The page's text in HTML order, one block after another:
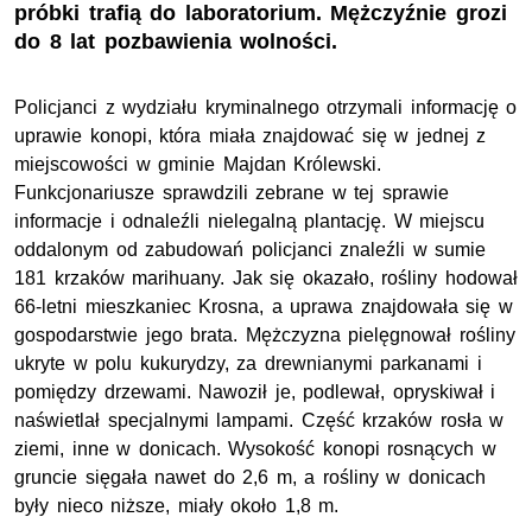
próbki trafią do laboratorium. Mężczyźnie grozi
do 8 lat pozbawienia wolności.
Policjanci z wydziału kryminalnego otrzymali informację o
uprawie konopi, która miała znajdować się w jednej z
miejscowości w gminie Majdan Królewski.
Funkcjonariusze sprawdzili zebrane w tej sprawie
informacje i odnaleźli nielegalną plantację. W miejscu
oddalonym od zabudowań policjanci znaleźli w sumie
181 krzaków marihuany. Jak się okazało, rośliny hodował
66-letni mieszkaniec Krosna, a uprawa znajdowała się w
gospodarstwie jego brata. Mężczyzna pielęgnował rośliny
ukryte w polu kukurydzy, za drewnianymi parkanami i
pomiędzy drzewami. Nawoził je, podlewał, opryskiwał i
naświetlał specjalnymi lampami. Część krzaków rosła w
ziemi, inne w donicach. Wysokość konopi rosnących w
gruncie sięgała nawet do 2,6 m, a rośliny w donicach
były nieco niższe, miały około 1,8 m.